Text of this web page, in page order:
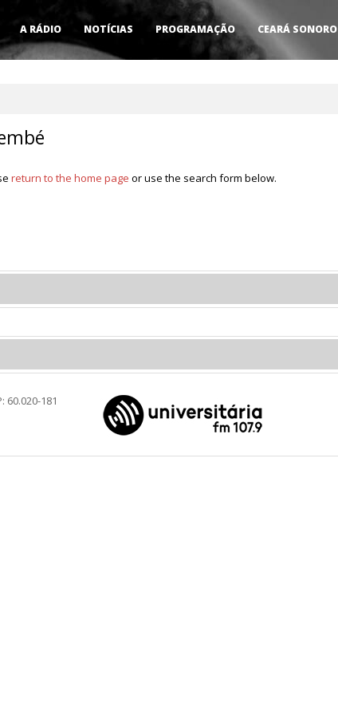
A RÁDIO NOTÍCIAS PROGRAMAÇÃO CEARÁ SONORO
return to the home page or use the search form below.
60.020-181